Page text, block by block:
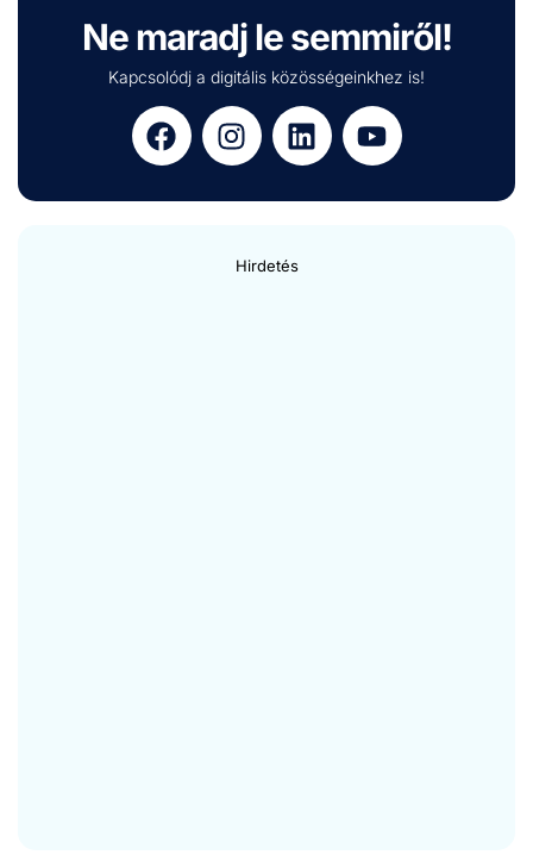
Ne maradj le semmiről!
Kapcsolódj a digitális közösségeinkhez is!
Hirdetés